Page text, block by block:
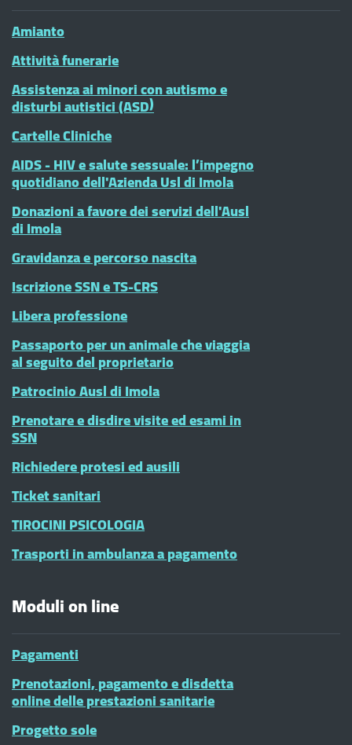
Amianto
Attività funerarie
Assistenza ai minori con autismo e
disturbi autistici (ASD)
Cartelle Cliniche
AIDS - HIV e salute sessuale: l’impegno
quotidiano dell'Azienda Usl di Imola
Donazioni a favore dei servizi dell'Ausl
di Imola
Gravidanza e percorso nascita
Iscrizione SSN e TS-CRS
Libera professione
Passaporto per un animale che viaggia
al seguito del proprietario
Patrocinio Ausl di Imola
Prenotare e disdire visite ed esami in
SSN
Richiedere protesi ed ausili
Ticket sanitari
TIROCINI PSICOLOGIA
Trasporti in ambulanza a pagamento
Moduli on line
Pagamenti
Prenotazioni, pagamento e disdetta
online delle prestazioni sanitarie
Progetto sole